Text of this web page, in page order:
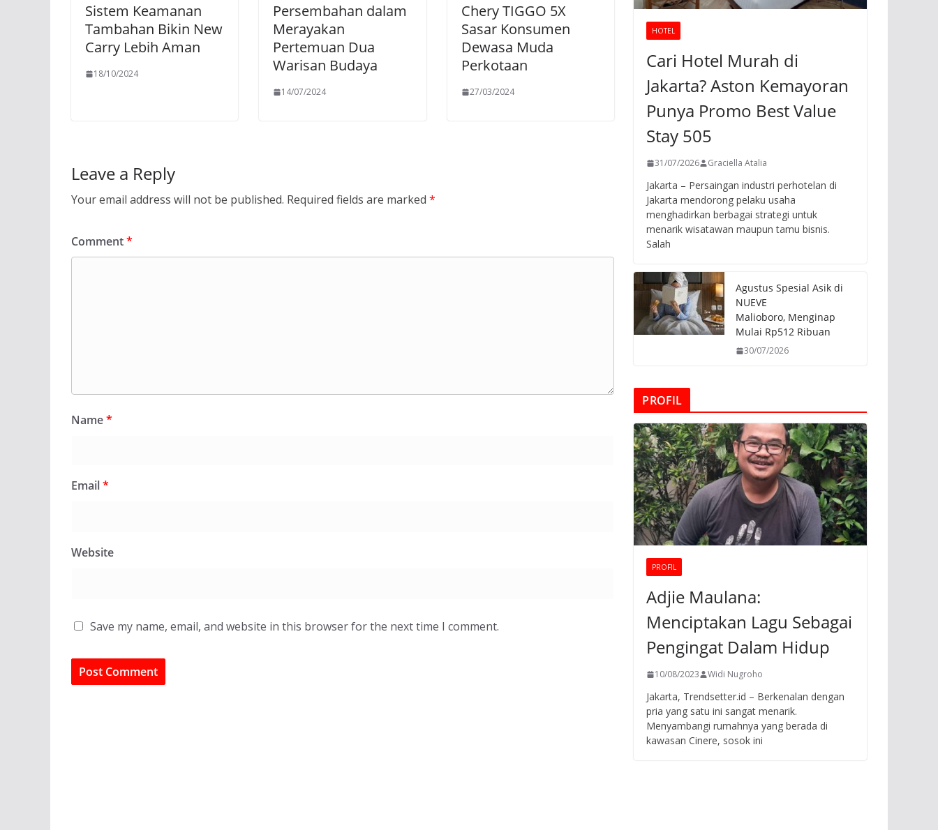
Sistem Keamanan
Tambahan Bikin New
Carry Lebih Aman
18/10/2024
Persembahan dalam
Merayakan
Pertemuan Dua
Warisan Budaya
14/07/2024
Chery TIGGO 5X
Sasar Konsumen
Dewasa Muda
Perkotaan
27/03/2024
Leave a Reply
Your email address will not be published. Required fields are marked *
Comment*
Name*
Email*
Website
Save my name, email, and website in this browser for the next time I comment.
HOTEL
Cari Hotel Murah di
Jakarta? Aston Kemayoran
Punya Promo Best Value
Stay 505
31/07/2026 Graciella Atalia
Jakarta – Persaingan industri perhotelan di
Jakarta mendorong pelaku usaha
menghadirkan berbagai strategi untuk
menarik wisatawan maupun tamu bisnis.
Salah
Agustus Spesial Asik di
NUEVE
Malioboro, Menginap
Mulai Rp512 Ribuan
30/07/2026
PROFIL
PROFIL
Adjie Maulana:
Menciptakan Lagu Sebagai
Pengingat Dalam Hidup
10/08/2023 Widi Nugroho
Jakarta, Trendsetter.id – Berkenalan dengan
pria yang satu ini sangat menarik.
Menyambangi rumahnya yang berada di
kawasan Cinere, sosok ini